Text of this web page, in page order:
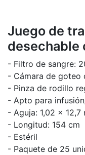
Juego de
desechable
- Filtro de sangre:
- Cámara de goteo
- Pinza de rodillo
- Apto para
- Aguja: 1,02 x 12,7
- Longitud: 154 cm
- Estéril
- Paquete de 25